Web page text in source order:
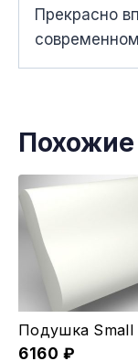
Прекрасно
Подушка Small
6160 ₽